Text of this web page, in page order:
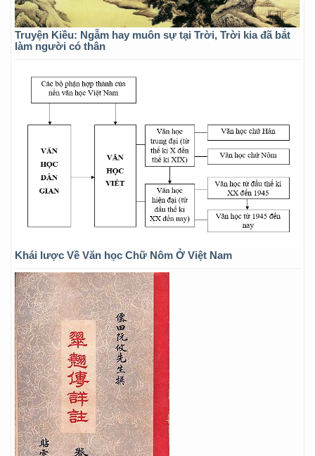
Truyện Kiều: Ngẫm hay muôn sự tại Trời, Trời kia đã bắt
làm người có thân
Khái lược Về Văn học Chữ Nôm Ở Việt Nam